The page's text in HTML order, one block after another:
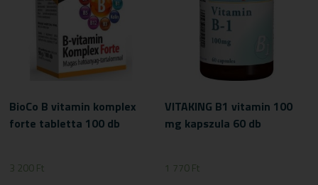
BioCo B vitamin komplex
forte tabletta 100 db
3 200Ft
VITAKING B1 vitamin 100
mg kapszula 60 db
1 770Ft